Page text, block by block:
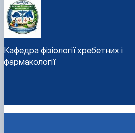
Кафедра фізіології хребетних і
фармакології